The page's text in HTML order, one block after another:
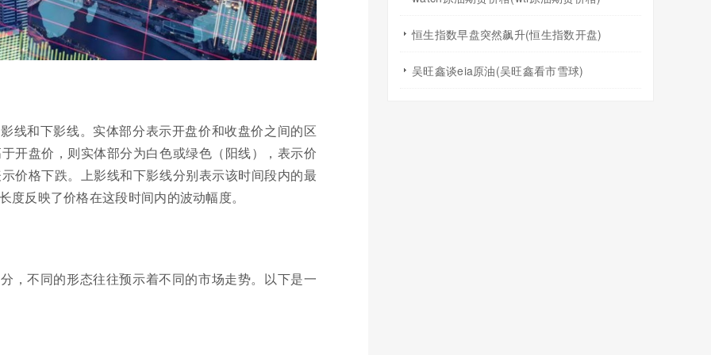
线和下影线。实体部分表示开盘价和收盘价之间的区
开盘价，则实体部分为白色或绿色（阳线），表示价
价格下跌。上影线和下影线分别表示该时间段内的最
反映了价格在这段时间内的波动幅度。
，不同的形态往往预示着不同的市场走势。以下是一
恒生指数早盘突然飙升(恒生指数开盘)
吴旺鑫谈eia原油(吴旺鑫看市雪球)